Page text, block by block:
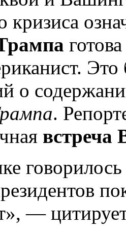
кризиса
о
.
встреча
—